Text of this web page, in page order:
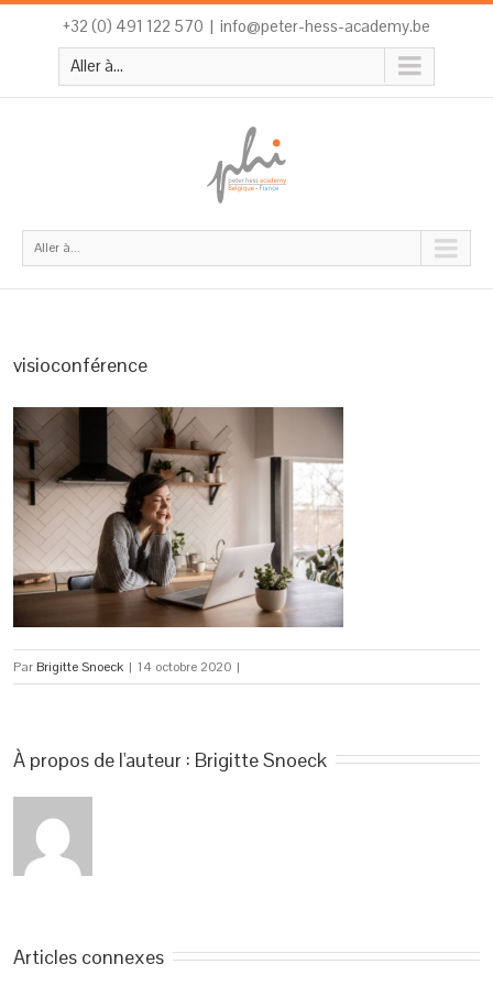
+32 (0) 491 122 570 | info@peter-hess-academy.be
Aller à...
Aller à...
visioconférence
Par Brigitte Snoeck | 14 octobre 2020 |
À propos de l'auteur : Brigitte Snoeck
Articles connexes